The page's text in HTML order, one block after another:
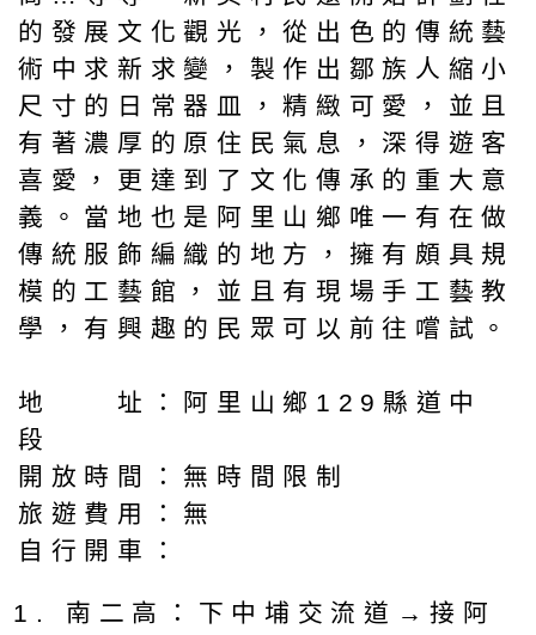
的發展文化觀光，從出色的傳統藝
術中求新求變，製作出鄒族人縮小
尺寸的日常器皿，精緻可愛，並且
有著濃厚的原住民氣息，深得遊客
喜愛，更達到了文化傳承的重大意
義。當地也是阿里山鄉唯一有在做
傳統服飾編織的地方，擁有頗具規
模的工藝館，並且有現場手工藝教
學，有興趣的民眾可以前往嚐試。
地 址：阿里山鄉129縣道中
段
開放時間：無時間限制
旅遊費用：無
自行開車：
南二高：下中埔交流道→接阿